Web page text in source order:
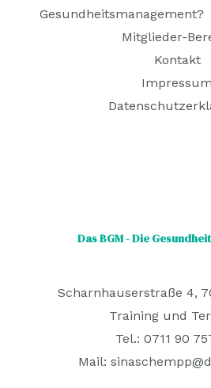
Gesundheitsmanagement?
Mitglieder-
Kontakt
Impressum
Das BGM - Die
Scharnhauserstraße 4,
Training und
Tel.: 0711 90
Mail: